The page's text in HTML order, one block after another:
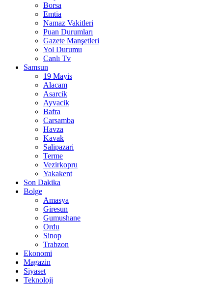
Borsa
Emtia
Namaz Vakitleri
Puan Durumları
Gazete Manşetleri
Yol Durumu
Canlı Tv
Samsun
19 Mayis
Alacam
Asarcik
Ayvacik
Bafra
Carsamba
Havza
Kavak
Salipazari
Terme
Vezirkopru
Yakakent
Son Dakika
Bolge
Amasya
Giresun
Gumushane
Ordu
Sinop
Trabzon
Ekonomi
Magazin
Siyaset
Teknoloji